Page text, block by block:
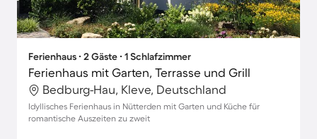
Ferienhaus ∙ 2 Gäste ∙ 1 Schlafzimmer
Ferienhaus mit Garten, Terrasse und Grill
Bedburg-Hau, Kleve, Deutschland
Idyllisches Ferienhaus in Nütterden mit Garten und Küche für
romantische Auszeiten zu zweit